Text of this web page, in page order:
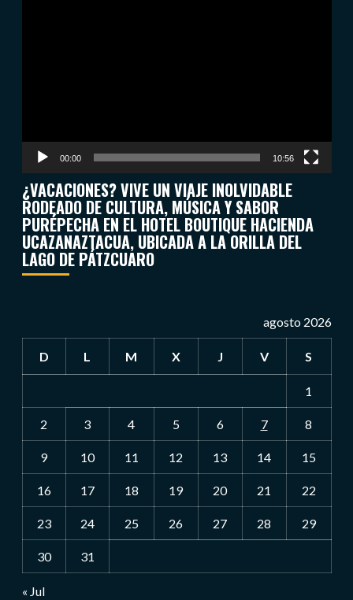
00:00 10:56
¿VACACIONES? VIVE UN VIAJE INOLVIDABLE
RODEADO DE CULTURA, MÚSICA Y SABOR
PURÉPECHA EN EL HOTEL BOUTIQUE HACIENDA
UCAZANAZTACUA, UBICADA A LA ORILLA DEL
LAGO DE PÁTZCUARO
agosto 2026
D L M X J V S
1
2 3 4 5 6 7 8
9 10 11 12 13 14 15
16 17 18 19 20 21 22
23 24 25 26 27 28 29
30 31
« Jul